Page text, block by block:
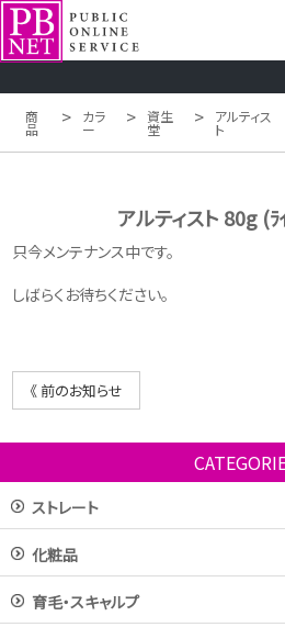
商
品 > カラ
ー > 資生
堂 > アルティス
ト
アルティスト 80g (
只今メンテナンス中です。
しばらくお待ちください。
《 前のお知らせ
ストレート
化粧品
育毛・スキャルプ